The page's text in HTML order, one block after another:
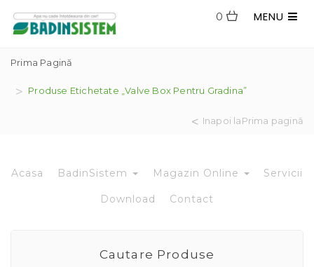
MENU
0
Prima Pagină
Produse Etichetate „valve Box Pentru Gradina”
Inapoi laPrima pagină
Acasa BadinSistem Magazin Online Servicii
Download Contact
Cautare Produse